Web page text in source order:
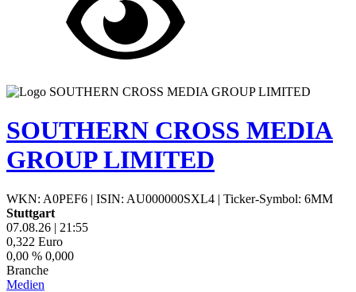
SOUTHERN CROSS MEDIA
GROUP LIMITED
WKN: A0PEF6 | ISIN: AU000000SXL4 | Ticker-Symbol: 6MM
Stuttgart
07.08.26 | 21:55
0,322 Euro
0,00 % 0,000
Branche
Medien